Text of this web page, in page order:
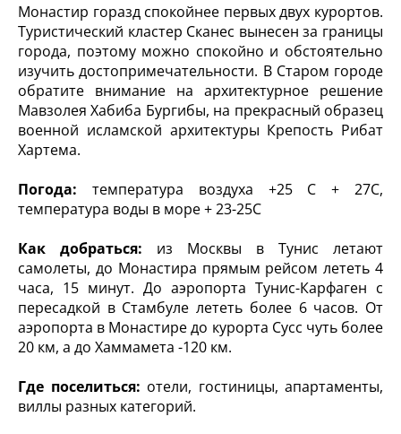
Монастир горазд спокойнее первых двух курортов.
Туристический кластер Сканес вынесен за границы
города, поэтому можно спокойно и обстоятельно
изучить достопримечательности. В Старом городе
обратите внимание на архитектурное решение
Мавзолея Хабиба Бургибы, на прекрасный образец
военной исламской архитектуры Крепость Рибат
Хартема.
Погода: температура воздуха +25 С + 27С,
температура воды в море + 23-25С
Как добраться: из Москвы в Тунис летают
самолеты, до Монастира прямым рейсом лететь 4
часа, 15 минут. До аэропорта Тунис-Карфаген с
пересадкой в Стамбуле лететь более 6 часов. От
аэропорта в Монастире до курорта Сусс чуть более
20 км, а до Хаммамета -120 км.
Где поселиться: отели, гостиницы, апартаменты,
виллы разных категорий.